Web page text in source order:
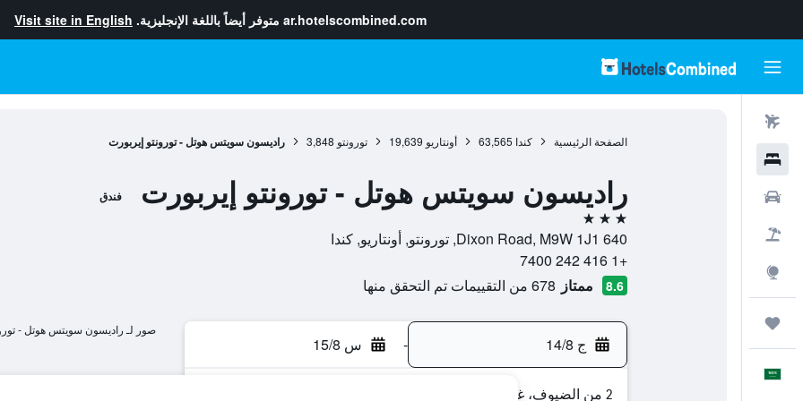
ar.hotelscombined.com متوفر أيضاً باللغة الإنجليزية. Visit site in English
الصفحة الرئيسية كندا 63,565 أونتاريو 19,639 تورونتو 3,848 راديسون سويتس هوتل - تورونتو إيربورت
راديسون سويتس هوتل - تورونتو إيربورت فندق
3 نجوم
640 Dixon Road, M9W 1J1, تورونتو, أونتاريو, كندا
+1 416 242 7400
8.6 ممتاز 678 من التقييمات تم التحقق منها
ج 14/8 - س 15/8
2 من الضيوف، غرفة واحدة
صور لـ راديسون سويتس هوتل -